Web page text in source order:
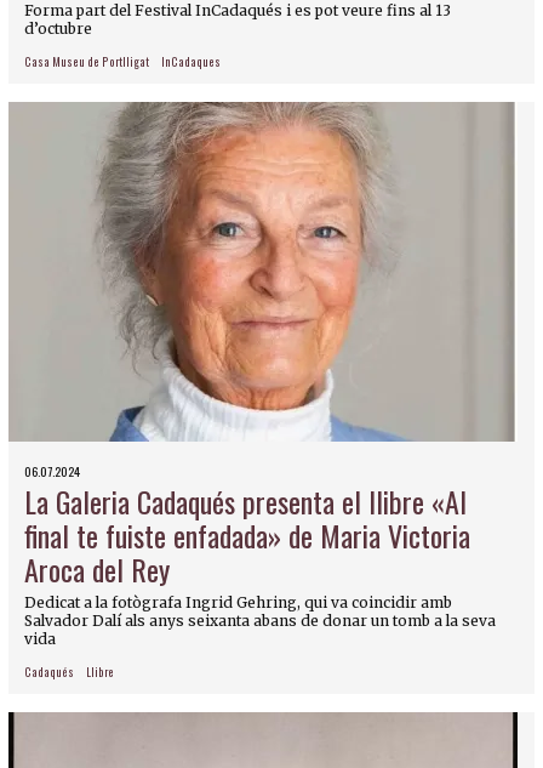
Forma part del Festival InCadaqués i es pot veure fins al 13
d’octubre
Casa Museu de Portlligat InCadaques
06.07.2024
La Galeria Cadaqués presenta el llibre «Al
final te fuiste enfadada» de Maria Victoria
Aroca del Rey
Dedicat a la fotògrafa Ingrid Gehring, qui va coincidir amb
Salvador Dalí als anys seixanta abans de donar un tomb a la seva
vida
Cadaqués Llibre